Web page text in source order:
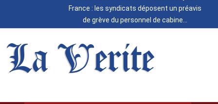
France : les syndicats déposent un préavis
de grève du personnel de cabine
La Verite